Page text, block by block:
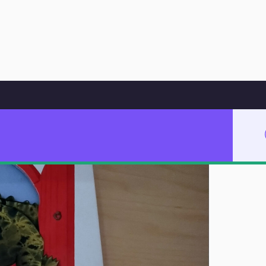
Hoppa till innehåll